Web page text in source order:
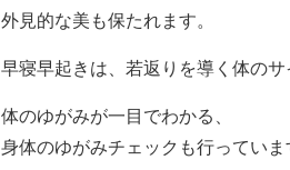
外見的な美も保たれます。
早寝早起きは、若返りを導く体の
体のゆがみが一目でわかる、
身体のゆがみチェックも行っていま